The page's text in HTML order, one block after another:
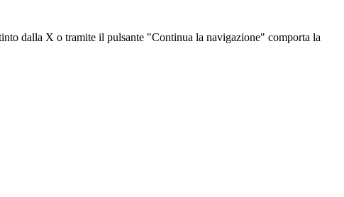
dalla X o tramite il pulsante "Continua la navigazione" comporta la